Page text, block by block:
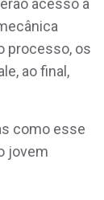
acesso à
processo, os
ao final,
como esse
jovem